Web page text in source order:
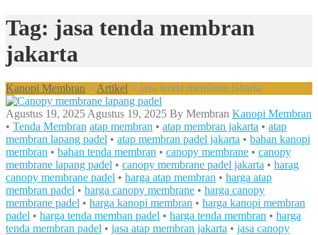
Tag: jasa tenda membran
jakarta
Kanopi Membran > Artikel > jasa tenda membran jakarta
Agustus 19, 2025 Agustus 19, 2025 By Membran Kanopi Membran
• Tenda Membran atap membran • atap membran jakarta • atap
membran lapang padel • atap membran padel jakarta • bahan kanopi
membran • bahan tenda membran • canopy membrane • canopy
membrane lapang padel • canopy membrane padel jakarta • harag
canopy membrane padel • harga atap membran • harga atap
membran padel • harga canopy membrane • harga canopy
membrane padel • harga kanopi membran • harga kanopi membran
padel • harga tenda memban padel • harga tenda membran • harga
tenda membran padel • jasa atap membran jakarta • jasa canopy